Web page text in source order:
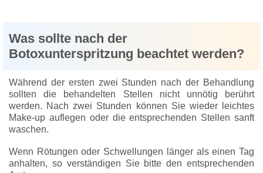
Was sollte nach der
Botoxunterspritzung beachtet werden?
Während der ersten zwei Stunden nach der Behandlung
sollten die behandelten Stellen nicht unnötig berührt
werden. Nach zwei Stunden können Sie wieder leichtes
Make-up auflegen oder die entsprechenden Stellen sanft
waschen.
Wenn Rötungen oder Schwellungen länger als einen Tag
anhalten, so verständigen Sie bitte den entsprechenden